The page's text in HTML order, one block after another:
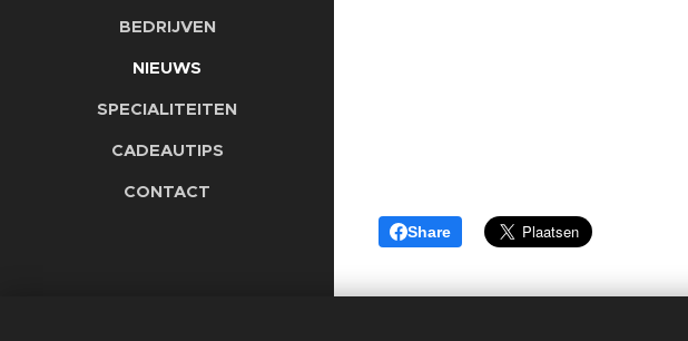
BEDRIJVEN
NIEUWS
SPECIALITEITEN
CADEAUTIPS
CONTACT
Share